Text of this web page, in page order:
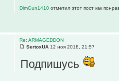
DimGun1410 отметил этот пост как
Re: ARMAGEDDON
SertoxUA 12 ноя 2018, 21:57
Подпишусь